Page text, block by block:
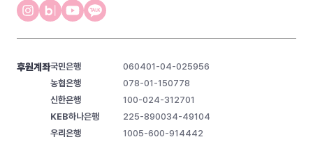
후원계좌국민은행
060401-04-025956
농협은행
078-01-150778
신한은행
100-024-312701
KEB하나은행
225-890034-49104
우리은행
1005-600-914442